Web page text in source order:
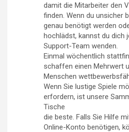
damit die Mitarbeiter den
finden. Wenn du unsicher
genau benötigt werden
hochlädst, kannst du dich
Support-Team wenden.
Einmal wöchentlich
schaffen einen Mehrwert
Menschen
Wenn Sie lustige Spiele
erfordern, ist unsere
Tische
die beste. Falls Sie Hilfe
Online-Konto benötigen,